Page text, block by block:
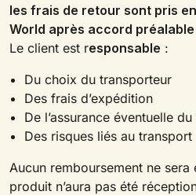
les frais de retour sont pris
World après accord
Le client est responsable :
Du choix du transporteur
Des frais d’expédition
De l’assurance éventuelle
Des risques liés au transport
Aucun remboursement ne
produit n’aura pas été